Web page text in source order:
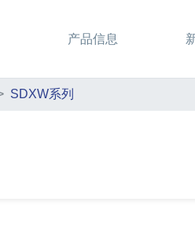
产品信息
SDXW系列